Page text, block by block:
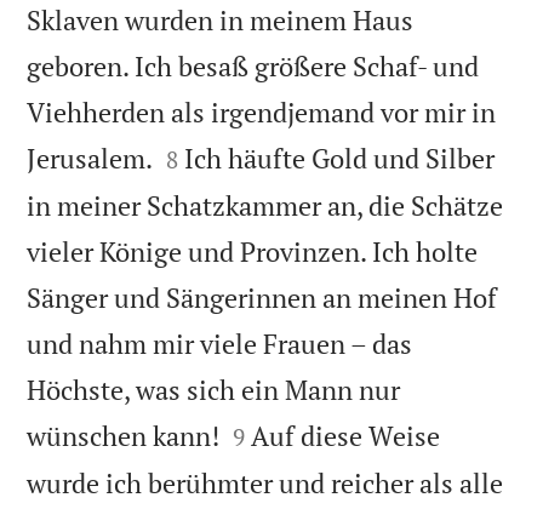
Sklaven wurden in meinem Haus
geboren. Ich besaß größere Schaf- und
Viehherden als irgendjemand vor mir in
Jerusalem. 

8 Ich häufte Gold und Silber
in meiner Schatzkammer an, die Schätze
vieler Könige und Provinzen. Ich holte
Sänger und Sängerinnen an meinen Hof
und nahm mir viele Frauen – das
Höchste, was sich ein Mann nur
wünschen kann! 

9 Auf diese Weise
wurde ich berühmter und reicher als alle